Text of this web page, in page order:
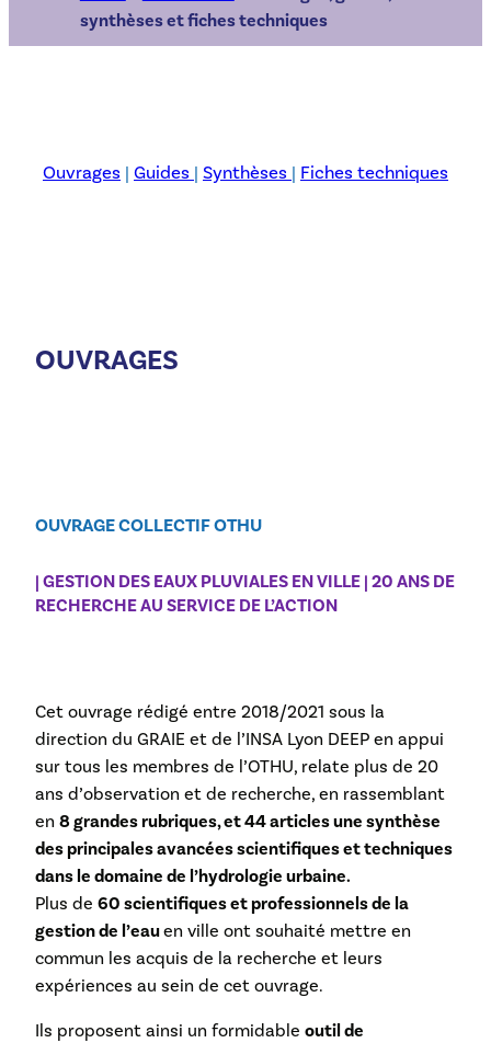
synthèses et fiches techniques
Ouvrages | Guides | Synthèses | Fiches techniques
OUVRAGES
OUVRAGE COLLECTIF OTHU
| GESTION DES EAUX PLUVIALES EN VILLE | 20 ANS DE
RECHERCHE AU SERVICE DE L’ACTION
Cet ouvrage rédigé entre 2018/2021 sous la
direction du GRAIE et de l’INSA Lyon DEEP en appui
sur tous les membres de l’OTHU, relate plus de 20
ans d’observation et de recherche, en rassemblant
en 8 grandes rubriques, et 44 articles une synthèse
des principales avancées scientifiques et techniques
dans le domaine de l’hydrologie urbaine.
Plus de 60 scientifiques et professionnels de la
gestion de l’eauen ville ont souhaité mettre en
commun les acquis de la recherche et leurs
expériences au sein de cet ouvrage.
Ils proposent ainsi un formidable outil de